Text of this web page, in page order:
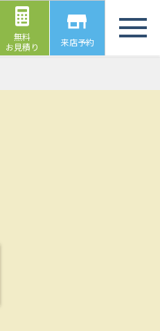
無料
お見積り
来店予約